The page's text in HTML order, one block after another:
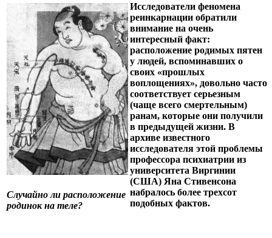
Случайно ли расположение
родинок на теле?
Исследователи феномена
реинкарнации обратили
внимание на очень
интересный факт:
расположение родимых пятен
у людей, вспоминавших о
своих «прошлых
воплощениях», довольно часто
соответствует серьезным
(чаще всего смертельным)
ранам, которые они получили
в предыдущей жизни. В
архиве известного
исследователя этой проблемы
профессора психиатрии из
университета Виргинии
(США) Яна Стивенсона
набралось более трехсот
подобных фактов.